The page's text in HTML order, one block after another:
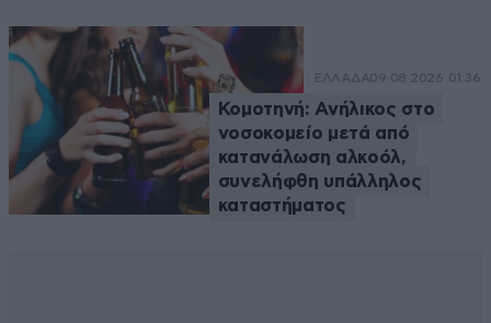
ΕΛΛΑΔΑ09·08·2026 01:36
Κομοτηνή: Ανήλικος στο
νοσοκομείο μετά από
κατανάλωση αλκοόλ,
συνελήφθη υπάλληλος
καταστήματος